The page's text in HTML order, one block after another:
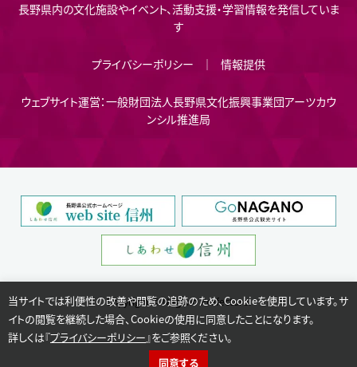
長野県内の文化施設やイベント、活動支援・学習情報を発信していま
す
プライバシーポリシー 情報提供
ウェブサイト運営：一般財団法人長野県文化振興事業団アーツカウ
ンシル推進局
Copyright © Nagano Prefecture.
当サイトでは利便性の改善や閲覧の追跡のため、Cookieを使用しています。サ
イトの閲覧を継続した場合、Cookieの使用に同意したことになります。
詳しくは『プライバシーポリシー 』をご参照ください。
同意する